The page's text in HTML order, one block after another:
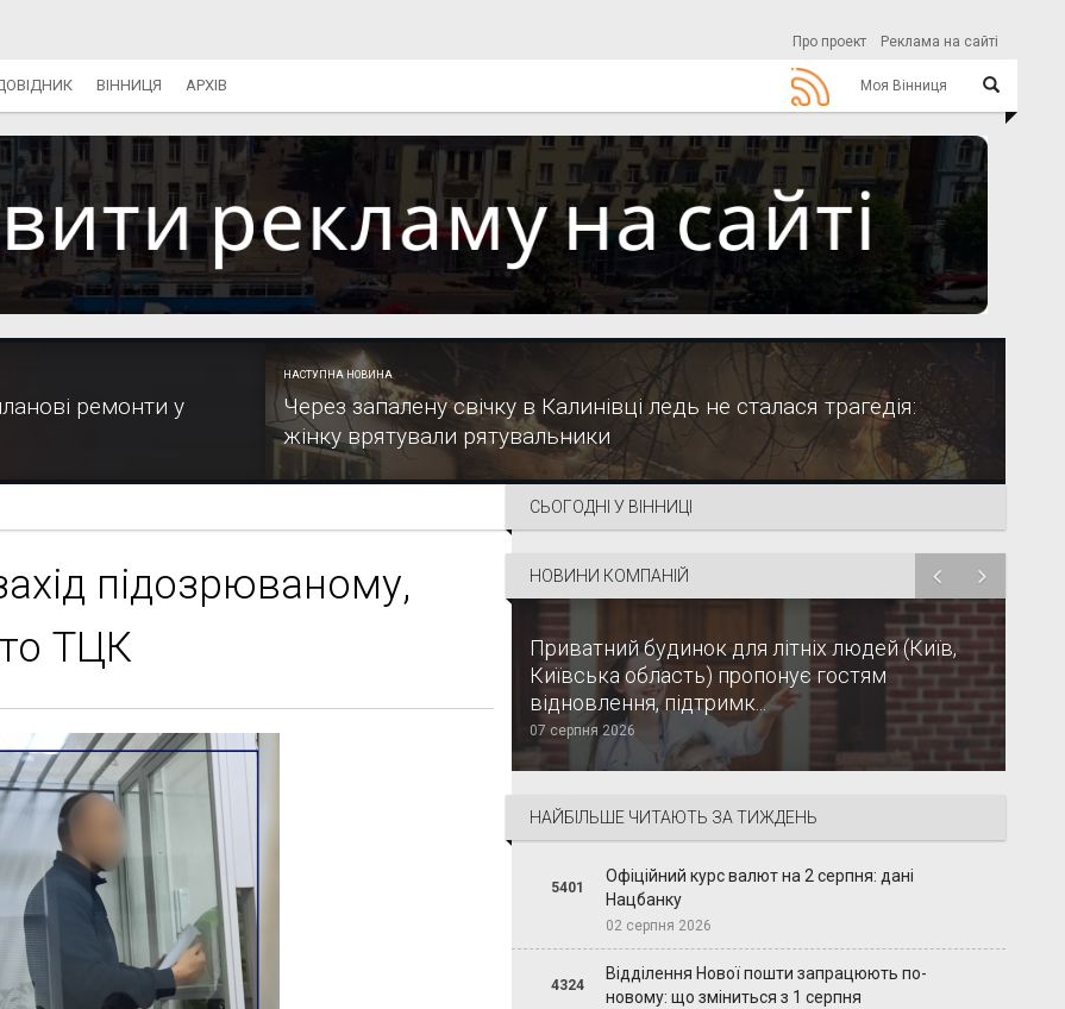
Про проект Реклама на сайті
Моя Вінниця
ВІННИЦЯ АРХІВ
ремонти у
НАСТУПНА НОВИНА
Через запалену свічку в Калинівці ледь не сталася трагедія:
жінку врятували рятувальники
підозрюваному,
ТЦК
СЬОГОДНІ У ВІННИЦІ
НОВИНИ КОМПАНІЙ
Приватний будинок для літніх людей (Київ,
Київська область) пропонує гостям
відновлення, підтримк...
07 серпня 2026
НАЙБІЛЬШЕ ЧИТАЮТЬ ЗА ТИЖДЕНЬ
5401
Офіційний курс валют на 2 серпня: дані
Нацбанку
02 серпня 2026
4324
Відділення Нової пошти запрацюють по-
новому: що зміниться з 1 серпня